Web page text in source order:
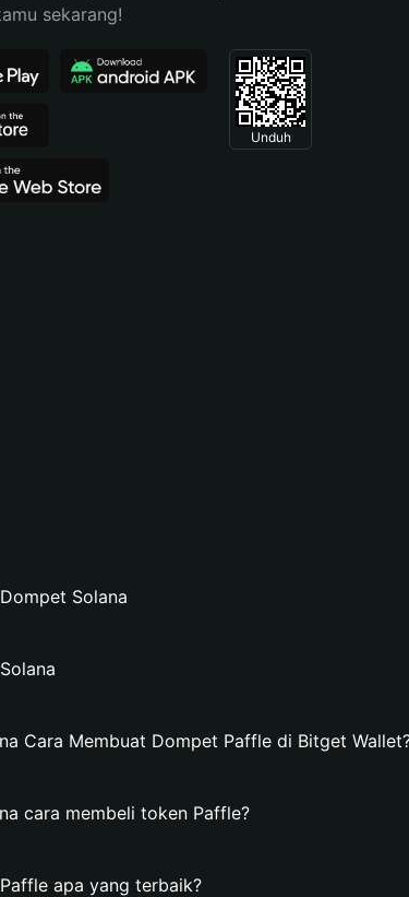
sekarang!
Unduh
Solana
Cara Membuat Dompet Paffle di Bitget
cara membeli token Paffle?
apa yang terbaik?